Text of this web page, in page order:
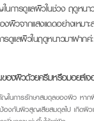
การดูแลผิวในช่วง ฤดูหน
ผิวจากแสงแดดอย่างเหมา
ดูแลผิวในฤดูหนาวมาฝากค่ะ
องผิวด้วยครีมหรือมอยส์เจอ
ญในการรักษาสมดุลของผิว หา
ป้องกันผิวสูญเสียสมดุลไป เกิดผิ